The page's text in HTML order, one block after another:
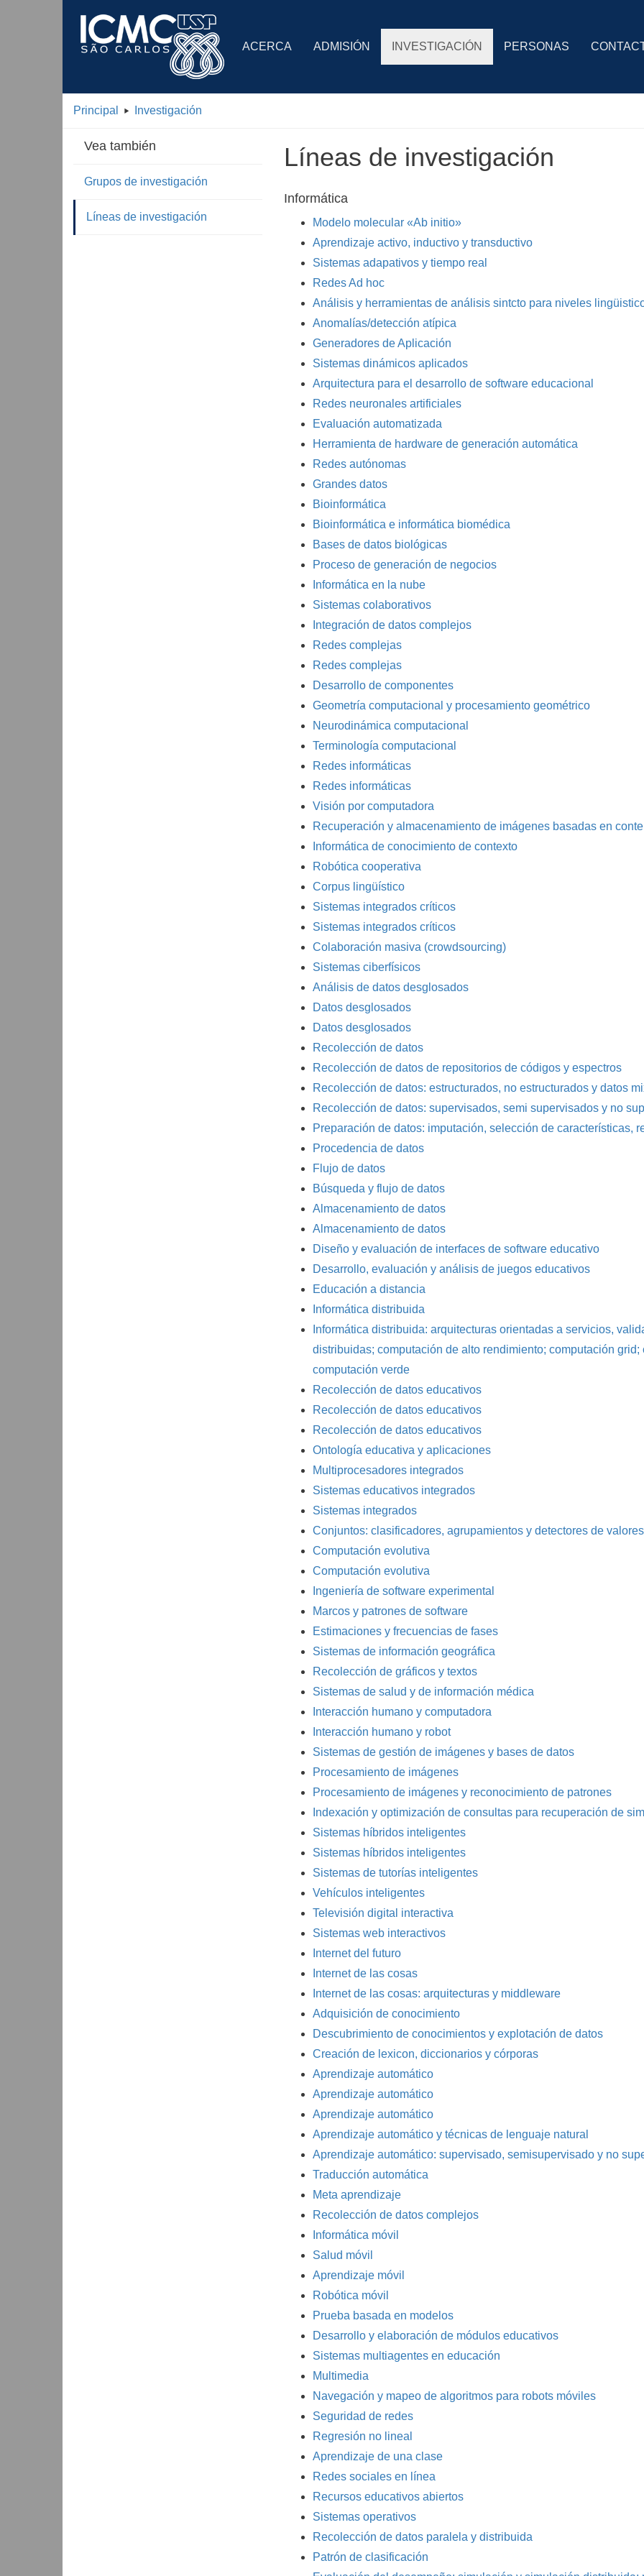
ACERCA ADMISIÓN INVESTIGACIÓN PERSONAS
Principal Investigación
Vea también
Grupos de investigación
Líneas de investigación
Líneas de investigación
Informática
Modelo molecular «Ab initio»
Aprendizaje activo, inductivo y transductivo
Sistemas adapativos y tiempo real
Redes Ad hoc
Análisis y herramientas de análisis sintcto para niveles
Anomalías/detección atípica
Generadores de Aplicación
Sistemas dinámicos aplicados
Arquitectura para el desarrollo de software educacional
Redes neuronales artificiales
Evaluación automatizada
Herramienta de hardware de generación automática
Redes autónomas
Grandes datos
Bioinformática
Bioinformática e informática biomédica
Bases de datos biológicas
Proceso de generación de negocios
Informática en la nube
Sistemas colaborativos
Integración de datos complejos
Redes complejas
Redes complejas
Desarrollo de componentes
Geometría computacional y procesamiento geométrico
Neurodinámica computacional
Terminología computacional
Redes informáticas
Redes informáticas
Visión por computadora
Recuperación y almacenamiento de imágenes basadas en
Informática de conocimiento de contexto
Robótica cooperativa
Corpus lingüístico
Sistemas integrados críticos
Sistemas integrados críticos
Colaboración masiva (crowdsourcing)
Sistemas ciberfísicos
Análisis de datos desglosados
Datos desglosados
Datos desglosados
Recolección de datos
Recolección de datos de repositorios de códigos y espectros
Recolección de datos: estructurados, no estructurados y datos
Recolección de datos: supervisados, semi supervisados y no
Preparación de datos: imputación, selección de características,
Procedencia de datos
Flujo de datos
Búsqueda y flujo de datos
Almacenamiento de datos
Almacenamiento de datos
Diseño y evaluación de interfaces de software educativo
Desarrollo, evaluación y análisis de juegos educativos
Educación a distancia
Informática distribuida
Informática distribuida: arquitecturas orientadas a servicios,
distribuidas; computación de alto rendimiento; computación
computación verde
Recolección de datos educativos
Recolección de datos educativos
Recolección de datos educativos
Ontología educativa y aplicaciones
Multiprocesadores integrados
Sistemas educativos integrados
Sistemas integrados
Conjuntos: clasificadores, agrupamientos y detectores de
Computación evolutiva
Computación evolutiva
Ingeniería de software experimental
Marcos y patrones de software
Estimaciones y frecuencias de fases
Sistemas de información geográfica
Recolección de gráficos y textos
Sistemas de salud y de información médica
Interacción humano y computadora
Interacción humano y robot
Sistemas de gestión de imágenes y bases de datos
Procesamiento de imágenes
Procesamiento de imágenes y reconocimiento de patrones
Indexación y optimización de consultas para recuperación de
Sistemas híbridos inteligentes
Sistemas híbridos inteligentes
Sistemas de tutorías inteligentes
Vehículos inteligentes
Televisión digital interactiva
Sistemas web interactivos
Internet del futuro
Internet de las cosas
Internet de las cosas: arquitecturas y middleware
Adquisición de conocimiento
Descubrimiento de conocimientos y explotación de datos
Creación de lexicon, diccionarios y córporas
Aprendizaje automático
Aprendizaje automático
Aprendizaje automático
Aprendizaje automático y técnicas de lenguaje natural
Aprendizaje automático: supervisado, semisupervisado y no
Traducción automática
Meta aprendizaje
Recolección de datos complejos
Informática móvil
Salud móvil
Aprendizaje móvil
Robótica móvil
Prueba basada en modelos
Desarrollo y elaboración de módulos educativos
Sistemas multiagentes en educación
Multimedia
Navegación y mapeo de algoritmos para robots móviles
Seguridad de redes
Regresión no lineal
Aprendizaje de una clase
Redes sociales en línea
Recursos educativos abiertos
Sistemas operativos
Recolección de datos paralela y distribuida
Patrón de clasificación